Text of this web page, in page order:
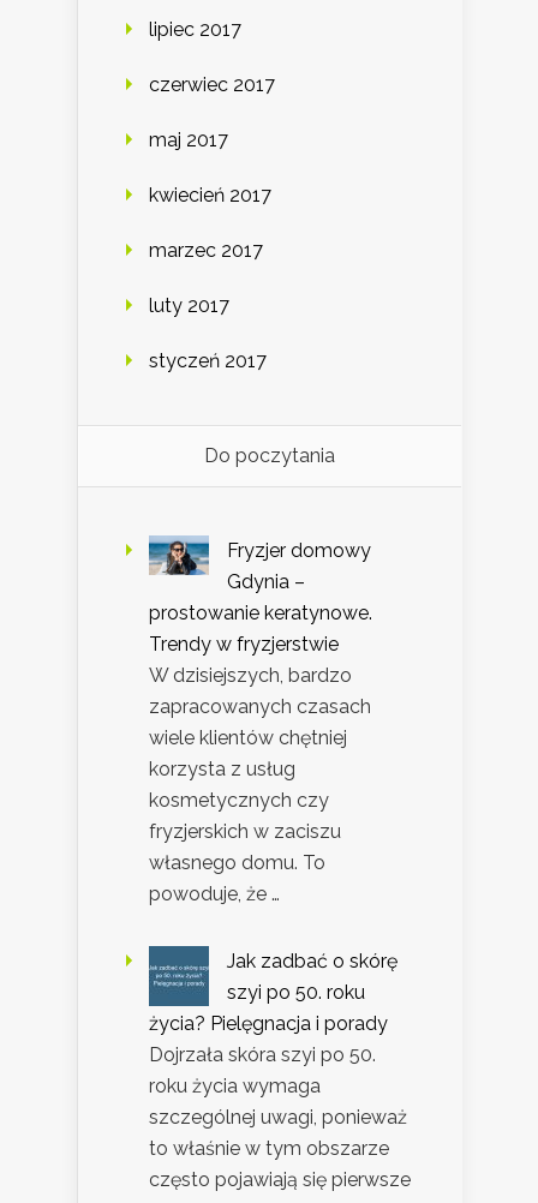
lipiec 2017
czerwiec 2017
maj 2017
kwiecień 2017
marzec 2017
luty 2017
styczeń 2017
Do poczytania
Fryzjer domowy
Gdynia –
prostowanie keratynowe.
Trendy w fryzjerstwie
W dzisiejszych, bardzo
zapracowanych czasach
wiele klientów chętniej
korzysta z usług
kosmetycznych czy
fryzjerskich w zaciszu
własnego domu. To
powoduje, że …
Jak zadbać o skórę
szyi po 50. roku
życia? Pielęgnacja i porady
Dojrzała skóra szyi po 50.
roku życia wymaga
szczególnej uwagi, ponieważ
to właśnie w tym obszarze
często pojawiają się pierwsze